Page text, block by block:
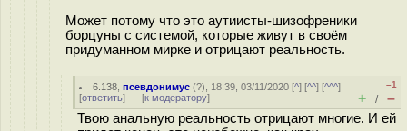
Может потому что это аутиисты-шизофреники
борцуны с системой, которые живут в своём
придуманном мирке и отрицают реальность.
6.138 ,псевдонимус (?), 18:39, 03/11/2020 [^] [^^] [^^^]
[ответить] [к модератору]
–1
+ / –
Твою анальную реальность отрицают многие. И ей